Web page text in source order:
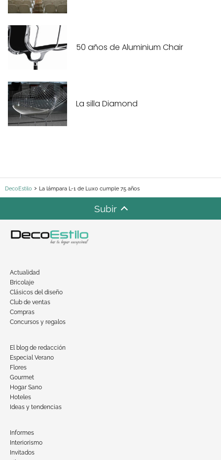
50 años de Aluminium Chair
La silla Diamond
DecoEstilo La lámpara L-1 de Luxo cumple 75 años
Subir
Actualidad
Bricolaje
Clásicos del diseño
Club de ventas
Compras
Concursos y regalos
El blog de redacción
Especial Verano
Flores
Gourmet
Hogar Sano
Hoteles
Ideas y tendencias
Informes
Interiorismo
Invitados